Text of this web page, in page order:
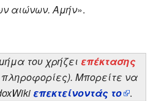
αιώνων. Αμήν».
του χρήζει επέκτασης
Μπορείτε να
επεκτείνοντάς το .